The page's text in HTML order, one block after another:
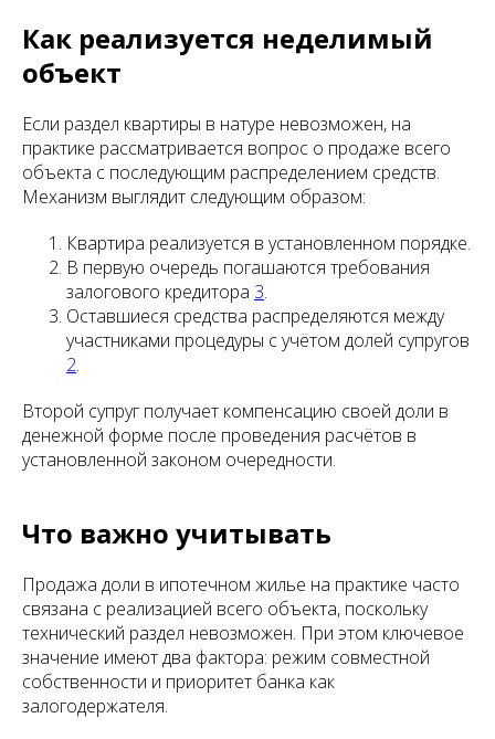
Как реализуется неделимый
объект
Если раздел квартиры в натуре невозможен, на
практике рассматривается вопрос о продаже всего
объекта с последующим распределением средств.
Механизм выглядит следующим образом:
Квартира реализуется в установленном порядке.
В первую очередь погашаются требования
залогового кредитора 3.
Оставшиеся средства распределяются между
участниками процедуры с учётом долей супругов
2.
Второй супруг получает компенсацию своей доли в
денежной форме после проведения расчётов в
установленной законом очередности.
Что важно учитывать
Продажа доли в ипотечном жилье на практике часто
связана с реализацией всего объекта, поскольку
технический раздел невозможен. При этом ключевое
значение имеют два фактора: режим совместной
собственности и приоритет банка как
залогодержателя.